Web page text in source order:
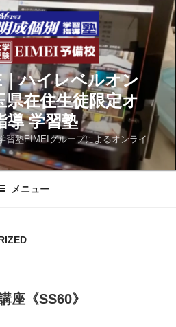
ハイレベルオン
県在住生徒限定オ
導 学習塾
習塾EIMEIグループによるオンライ
メニュー
座《SS60》